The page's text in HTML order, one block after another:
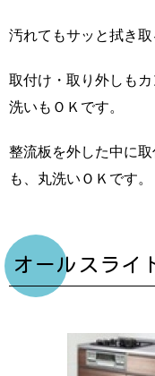
汚れてもサッと拭き
取付け・取り外しも
洗いもＯＫです。
整流板を外した中に
も、丸洗いＯＫです。
オールスライ